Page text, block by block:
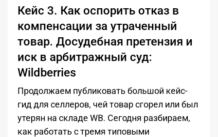
Кейс 3. Как оспорить отказ в
компенсации за утраченный
товар. Досудебная претензия и
иск в арбитражный суд:
Wildberries
Продолжаем публиковать большой кейс-
гид для селлеров, чей товар сгорел или был
утерян на складе WB. Сегодня разбираем,
как работать с тремя типовыми